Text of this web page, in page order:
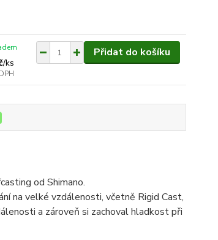
/ks
Přidat do košíku
od Shimano.
na velké vzdálenosti, včetně Rigid Cast,
a zároveň si zachoval hladkost při